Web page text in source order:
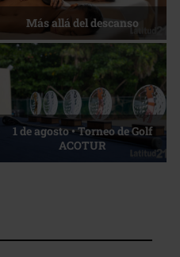
Energía que Impulsa la
competitividad
La esencia del servicio